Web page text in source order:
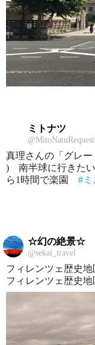
ミトナツ
@MitoNatuRequest
真理さんの「グレ
) 南半球に行きた
ら1時間で楽園 #ミ
☆幻の絶景☆
@sekai_travel
フィレンツェ歴史地
フィレンツェ歴史地